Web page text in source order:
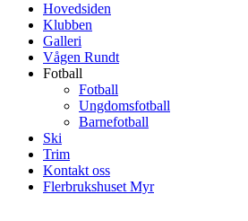
Hovedsiden
Klubben
Galleri
Vågen Rundt
Fotball
Fotball
Ungdomsfotball
Barnefotball
Ski
Trim
Kontakt oss
Flerbrukshuset Myr